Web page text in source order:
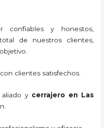
confiables y honestos,
de nuestros clientes,
objetivo.
clientes satisfechos.
y cerrajero en Las